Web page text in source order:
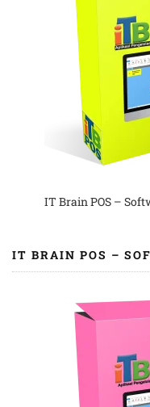
IT Brain POS –
IT BRAIN POS –